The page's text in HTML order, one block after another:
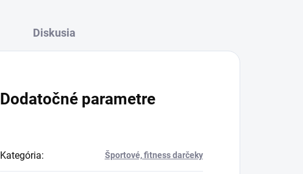
Diskusia
Dodatočné parametre
Kategória: Športové, fitness darčeky